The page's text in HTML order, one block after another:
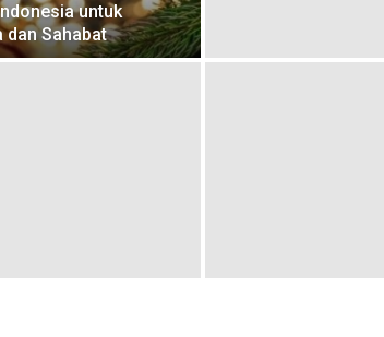
untuk
dan Sahabat